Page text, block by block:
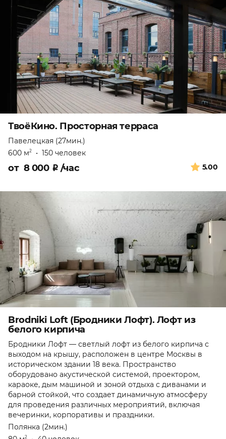
ТвоёКино. Просторная терраса
Павелецкая (27мин.)
600 м2 • 150 человек
5.00
от 8 000 ₽ /час
Brodniki Loft (Бродники Лофт). Лофт из
белого кирпича
Бродники Лофт — светлый лофт из белого кирпича с
выходом на крышу, расположен в центре Москвы в
историческом здании 18 века. Пространство
оборудовано акустической системой, проектором,
караоке, дым машиной и зоной отдыха с диванами и
барной стойкой, что создает динамичную атмосферу
для проведения различных мероприятий, включая
вечеринки, корпоративы и праздники.
Полянка (2мин.)
2